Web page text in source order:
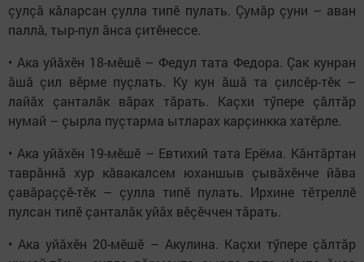
çулçă кăларсан çулла типӗ пулать. Çумăр çуни – аван
паллă, тыр-пул ăнса çитӗнессе.
• Ака уйăхӗн 18-мӗшӗ – Федул тата Федора. Çак кунран
ăшă çил вӗрме пуçлать. Ку кун ăшă та çилсӗр-тӗк –
лайăх çанталăк вăрах тăрать. Каçхи тӳпере çăлтăр
нумай – çырла пуçтарма ытларах карçинкка хатӗрле.
• Ака уйăхӗн 19-мӗшӗ – Евтихий тата Ерёма. Кăнтăртан
таврăннă хур кăвакалсем юханшыв çывăхӗнче йăва
çавăраççӗ-тӗк – çулла типӗ пулать. Ирхине тӗтреллӗ
пулсан типӗ çанталăк уйăх вӗçӗччен тăрать.
• Ака уйăхӗн 20-мӗшӗ – Акулина. Каçхи тӳпере çăлтăр